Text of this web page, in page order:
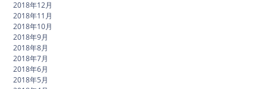
2018年12月
2018年11月
2018年10月
2018年9月
2018年8月
2018年7月
2018年6月
2018年5月